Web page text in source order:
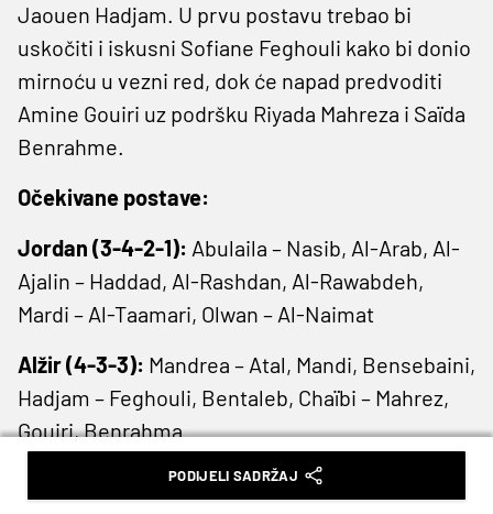
Jaouen Hadjam. U prvu postavu trebao bi
uskočiti i iskusni Sofiane Feghouli kako bi donio
mirnoću u vezni red, dok će napad predvoditi
Amine Gouiri uz podršku Riyada Mahreza i Saïda
Benrahme.
Očekivane postave:
Jordan (3-4-2-1): Abulaila – Nasib, Al-Arab, Al-
Ajalin – Haddad, Al-Rashdan, Al-Rawabdeh,
Mardi – Al-Taamari, Olwan – Al-Naimat
Alžir (4-3-3): Mandrea – Atal, Mandi, Bensebaini,
Hadjam – Feghouli, Bentaleb, Chaïbi – Mahrez,
Gouiri, Benrahma
Slavko Vinčić (Slovenija).
PODIJELI SADRŽAJ